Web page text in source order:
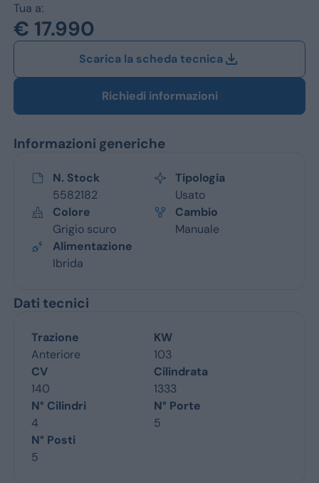
Renault
Ford
Tua a:
€ 17.990
Scarica la scheda tecnica
Richiedi informazioni
Informazioni generiche
N. Stock
5582182
Tipologia
Usato
Colore
Grigio scuro
Cambio
Manuale
Alimentazione
Ibrida
Dati tecnici
Trazione
Anteriore
KW
103
CV
140
Cilindrata
1333
N° Cilindri
4
N° Porte
5
N° Posti
5